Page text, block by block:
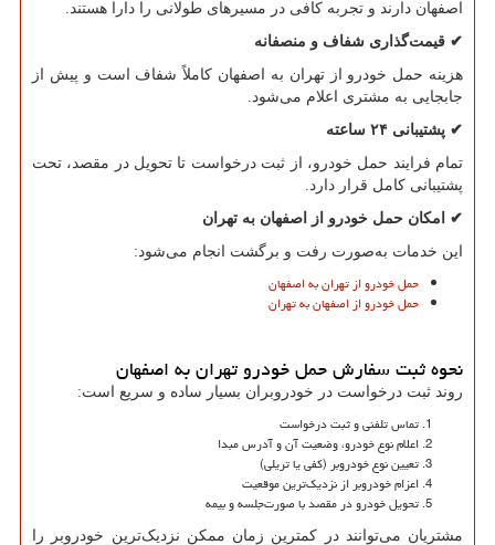
اصفهان دارند و تجربه کافی در مسیرهای طولانی را دارا هستند.
✔ قیمت‌گذاری شفاف و منصفانه
هزینه حمل خودرو از تهران به اصفهان کاملاً شفاف است و پیش از
جابجایی به مشتری اعلام می‌شود.
✔ پشتیبانی ۲۴ ساعته
تمام فرایند حمل خودرو، از ثبت درخواست تا تحویل در مقصد، تحت
پشتیبانی کامل قرار دارد.
✔
امکان حمل خودرو از اصفهان به تهران
این خدمات به‌صورت رفت و برگشت انجام می‌شود:
حمل خودرو از تهران به اصفهان
حمل خودرو از اصفهان به تهران
نحوه ثبت سفارش حمل خودرو تهران به اصفهان
روند ثبت درخواست در خودروبران بسیار ساده و سریع است:
تماس تلفنی و ثبت درخواست
اعلام نوع خودرو، وضعیت آن و آدرس مبدا
تعیین نوع خودروبر (کفی یا تریلی)
اعزام خودروبر از نزدیک‌ترین موقعیت
تحویل خودرو در مقصد با صورت‌جلسه و بیمه
مشتریان می‌توانند در کمترین زمان ممکن نزدیک‌ترین خودروبر را